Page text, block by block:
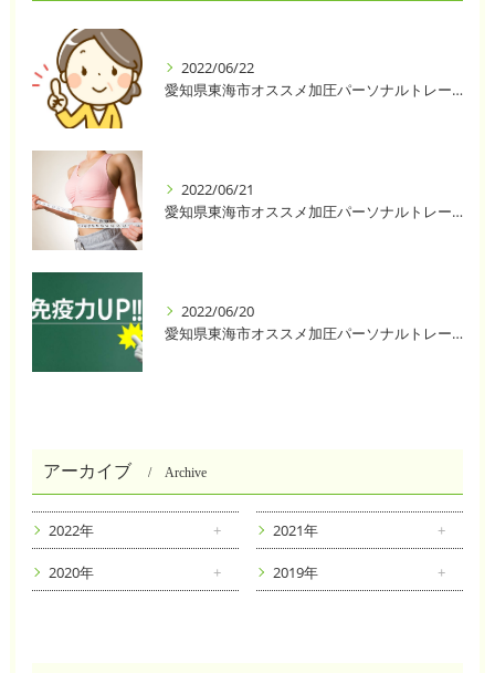
2022/06/22
愛知県東海市オススメ加圧パーソナルトレーニングジム One❣️
2022/06/21
愛知県東海市オススメ加圧パーソナルトレーニングジム One❣️
2022/06/20
愛知県東海市オススメ加圧パーソナルトレーニングジム One❣️
アーカイブ Archive
2022年 2021年
2020年 2019年